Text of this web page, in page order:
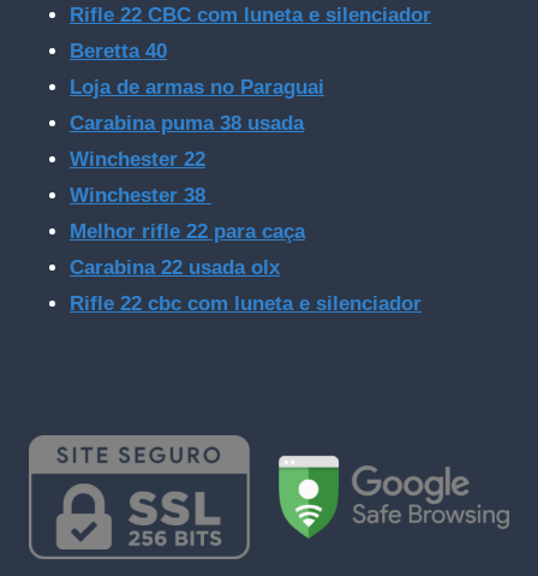
Rifle 22 CBC com luneta e silenciador
Beretta 40
Loja de armas no Paraguai
Carabina puma 38 usada
Winchester 22
Winchester 38
Melhor rifle 22 para caça
Carabina 22 usada olx
Rifle 22 cbc com luneta e silenciador